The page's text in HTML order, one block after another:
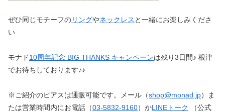
ぜひ同じモチーフのリングやネックレス と一緒にお楽しみくださ
い
モナド10周年記念 BIG THANKS キャンペーンは残り3日間♪ 根津
でお待ちしております♪♪
※ご紹介のピアスは通販可能です。メール（shop@monad.jp）ま
たは営業時間内にお電話（03-5832-9160）かLINEトーク
（公式